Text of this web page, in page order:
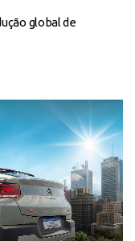
global de